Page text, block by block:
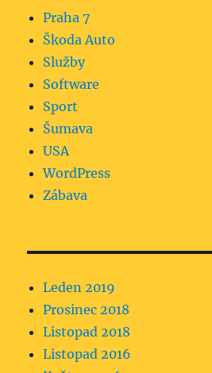
Praha 7
Škoda Auto
Služby
Software
Sport
Šumava
USA
WordPress
Zábava
Leden 2019
Prosinec 2018
Listopad 2018
Listopad 2016